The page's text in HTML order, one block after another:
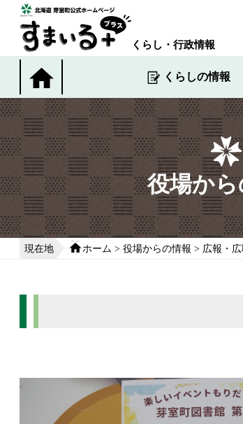
くらし・行政情報
くらしの情報
役場か
現在地 ホーム > 役場からの情報 > 広報・